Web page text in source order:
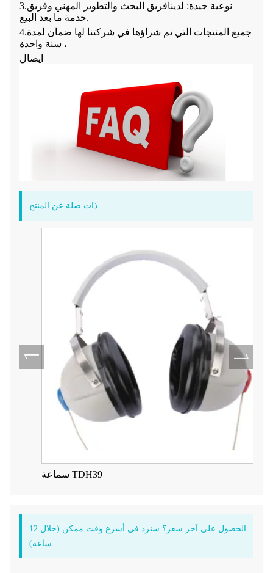
3.
نوعية جيدة: لدينافريق البحث والتطوير المهني وفريق
خدمة ما بعد البيع.
4.جميع المنتجات التي تم شراؤها في شركتنا لها ضمان لمدة
سنة واحدة ،
ايصال
ذات صلة عن المنتج
سماعة TDH39
الحصول على آخر سعر؟ سنرد في أسرع وقت ممكن (خلال 12
ساعة)